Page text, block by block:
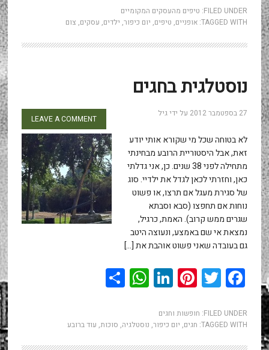
FILED UNDER: טיפים מהעסקים המקומיים
TAGGED WITH: אופניים, טיפים, יום כיפור, ילדים, עסקים, צום
נוסטלגית בחגים
27 בספטמבר 2012 על ידיגיל
LEAVE A COMMENT
לא בטוחה שכל מי שקורא אותי יודע
זאת, אבל היסטוריית הרובע מבחינתי
מתחילה לפני 38 שנים. כן, אני גדלתי
כאן, וחזרתי לכאן לגדל את ילדיי. סוג
של סגירת מעגל אם תרצו, או פשוט
נוחות אם תחפצו (סבא וסבתא
שגרים ממש קרוב). האמת, כרגיל,
נמצאת אי שם באמצע, ונעוצה היטב
גם בעובדה שאני פשוט אוהבת את […]
Facebook
Twitter
Pinterest
LinkedIn
WhatsApp
Share
FILED UNDER: חופשות וחגים
TAGGED WITH: חגים, יום כיפור, נוסטלגיה, סוכות, עוד ברובע